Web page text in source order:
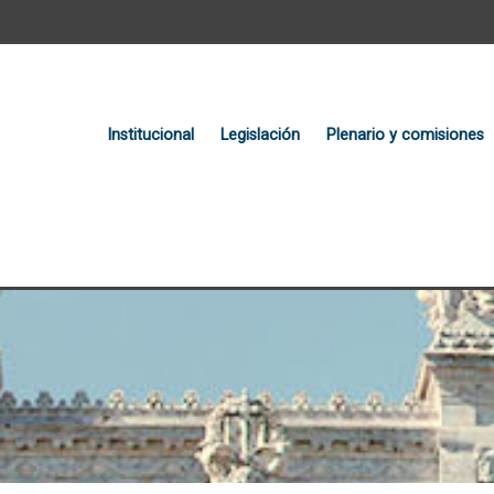
Institucional Legislación Plenario y comisiones